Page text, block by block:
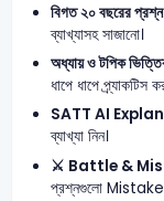
বিগত ২০ বছরের
ব্যাখ্যাসহ সাজানো।
অধ্যায় ও টপিক
ধাপে ধাপে
SATT AI
ব্যাখ্যা নিন।
⚔️ Battle &
প্রশ্নগুলো Mistake